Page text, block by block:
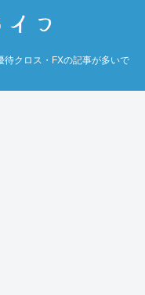
クロス・FXの記事が多いで